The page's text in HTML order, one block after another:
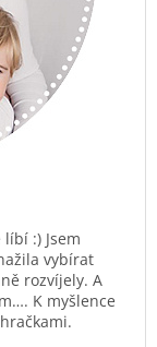
:) Jsem
vybírat
rozvíjely. A
K myšlence